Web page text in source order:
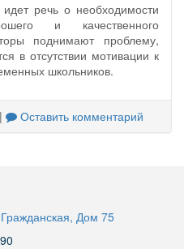
речь о необходимости
и качественного
поднимают проблему,
в отсутствии мотивации к
школьников.
| Оставить комментарий
Дом 75